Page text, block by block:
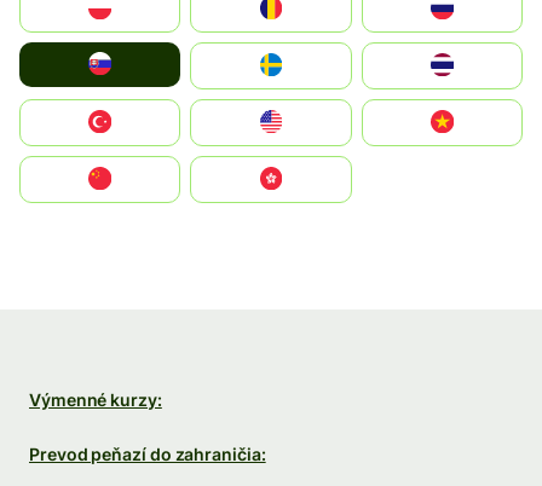
United States
中國香港特別行政區
Výmenné kurzy:
Prevod peňazí do zahraničia: